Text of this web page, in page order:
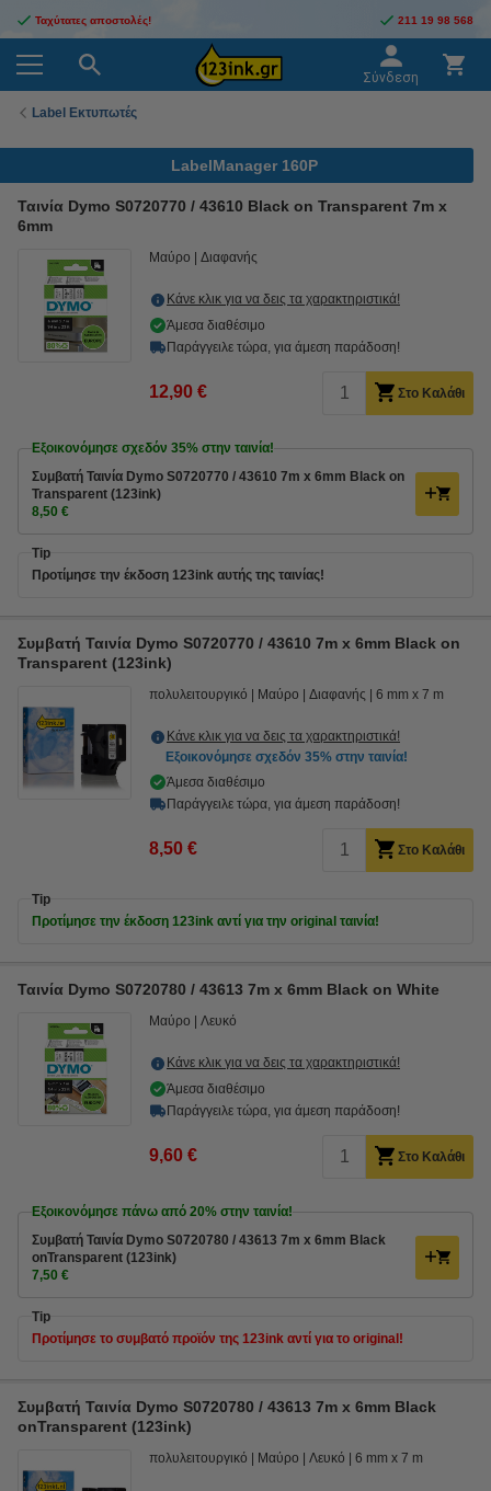
Ταχύτατες αποστολές! 211 19 98 568
Σύνδεση
Label Εκτυπωτές
LabelManager 160P
Ταινία Dymo S0720770 / 43610 Black on Transparent 7m x
6mm
Μαύρο Διαφανής
Κάνε κλικ για να δεις τα χαρακτηριστικά!
Άμεσα διαθέσιμο
Παράγγειλε τώρα, για άμεση παράδοση!
12,90 € Στο Καλάθι
Εξοικονόμησε σχεδόν 35% στην ταινία!
Συμβατή Ταινία Dymo S0720770 / 43610 7m x 6mm Black on
Transparent (123ink)
8,50 €
Tip
Προτίμησε την έκδοση 123ink αυτής της ταινίας!
Συμβατή Ταινία Dymo S0720770 / 43610 7m x 6mm Black on
Transparent (123ink)
πολυλειτουργικό Μαύρο Διαφανής 6 mm x 7 m
Κάνε κλικ για να δεις τα χαρακτηριστικά!
Εξοικονόμησε σχεδόν 35% στην ταινία!
Άμεσα διαθέσιμο
Παράγγειλε τώρα, για άμεση παράδοση!
8,50 € Στο Καλάθι
Tip
Προτίμησε την έκδοση 123ink αντί για την original ταινία!
Ταινία Dymo S0720780 / 43613 7m x 6mm Black on White
Μαύρο Λευκό
Κάνε κλικ για να δεις τα χαρακτηριστικά!
Άμεσα διαθέσιμο
Παράγγειλε τώρα, για άμεση παράδοση!
9,60 € Στο Καλάθι
Εξοικονόμησε πάνω από 20% στην ταινία!
Συμβατή Ταινία Dymo S0720780 / 43613 7m x 6mm Black
onTransparent (123ink)
7,50 €
Tip
Προτίμησε το συμβατό προϊόν της 123ink αντί για το original!
Συμβατή Ταινία Dymo S0720780 / 43613 7m x 6mm Black
onTransparent (123ink)
πολυλειτουργικό Μαύρο Λευκό 6 mm x 7 m